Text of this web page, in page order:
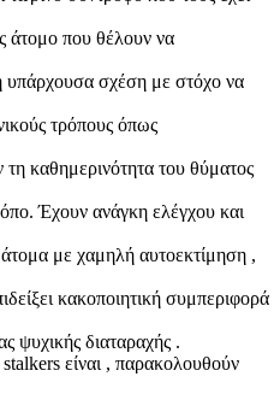
άτομο που θέλουν να
υπάρχουσα σχέση με στόχο να
τρόπους όπως
καθημερινότητα του θύματος
Έχουν ανάγκη ελέγχου και
με χαμηλή αυτοεκτίμηση ,
κακοποιητική συμπεριφορά
ψυχικής διαταραχής .
είναι , παρακολουθούν